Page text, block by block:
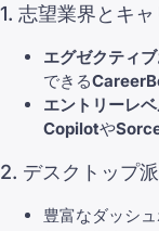
1. 志望業界とキ
エグゼクティ
できる
エントリーレ
Copilotや
2. デスクトップ
豊富なダッシ